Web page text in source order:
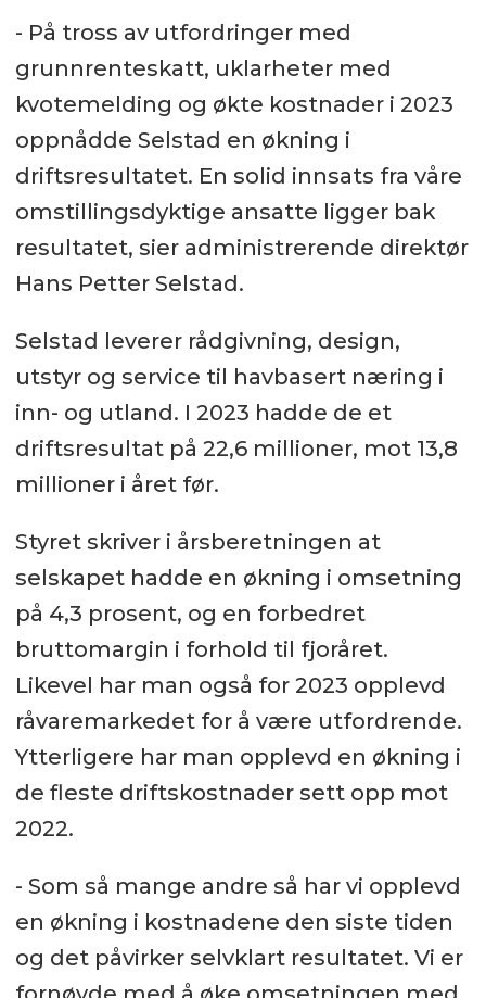
- På tross av utfordringer med
grunnrenteskatt, uklarheter med
kvotemelding og økte kostnader i 2023
oppnådde Selstad en økning i
driftsresultatet. En solid innsats fra våre
omstillingsdyktige ansatte ligger bak
resultatet, sier administrerende direktør
Hans Petter Selstad.
Selstad leverer rådgivning, design,
utstyr og service til havbasert næring i
inn- og utland. I 2023 hadde de et
driftsresultat på 22,6 millioner, mot 13,8
millioner i året før.
Styret skriver i årsberetningen at
selskapet hadde en økning i omsetning
på 4,3 prosent, og en forbedret
bruttomargin i forhold til fjoråret.
Likevel har man også for 2023 opplevd
råvaremarkedet for å være utfordrende.
Ytterligere har man opplevd en økning i
de fleste driftskostnader sett opp mot
2022.
- Som så mange andre så har vi opplevd
en økning i kostnadene den siste tiden
og det påvirker selvklart resultatet. Vi er